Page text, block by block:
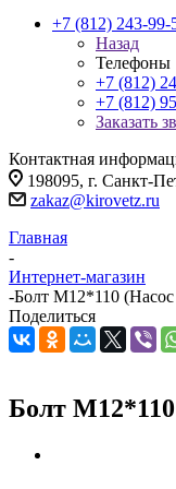
+7 (812) 243-99-
Назад
Телефоны
+7 (812)
+7 (812)
Заказать
Контактная
198095, г. Санкт-
zakaz@kirovetz.ru
Главная
-
Интернет-магазин
-Болт М12*110
Поделиться
Болт